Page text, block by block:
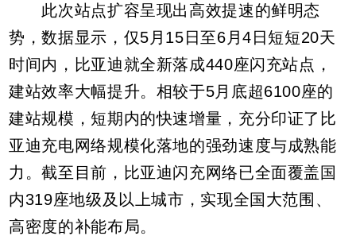
此次站点扩容呈现出高效提速的鲜明态
势，数据显示，仅5月15日至6月4日短短20天
时间内，比亚迪就全新落成440座闪充站点，
建站效率大幅提升。相较于5月底超6100座的
建站规模，短期内的快速增量，充分印证了比
亚迪充电网络规模化落地的强劲速度与成熟能
力。截至目前，比亚迪闪充网络已全面覆盖国
内319座地级及以上城市，实现全国大范围、
高密度的补能布局。